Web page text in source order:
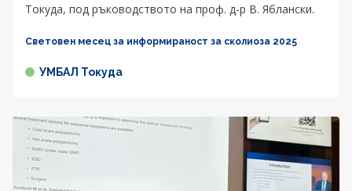
Токуда, под ръководството на проф. д-р В. Яблански.
Световен месец за информираност за сколиоза 2025
УМБАЛ Токуда